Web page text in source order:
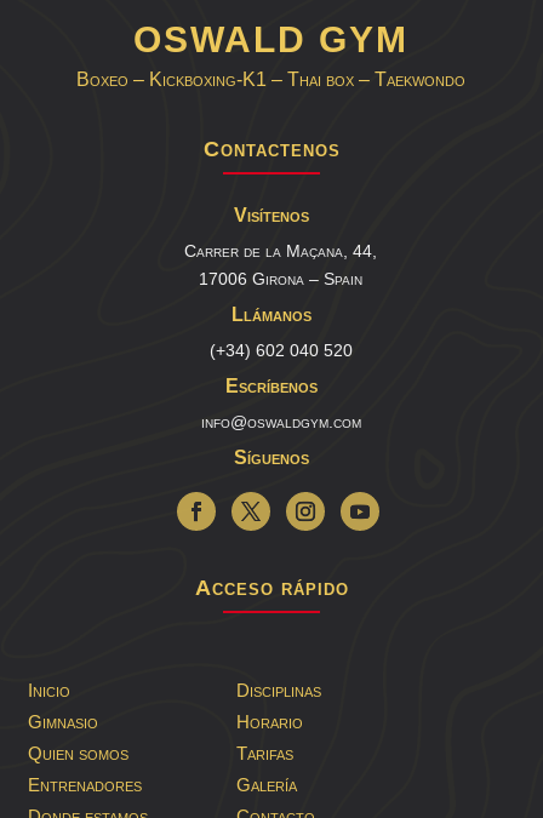
OSWALD GYM
Boxeo – Kickboxing-K1 – Thai box – Taekwondo
Contactenos
Visítenos
Carrer de la Maçana, 44,
17006 Girona – Spain
Llámanos
(+34) 602 040 520
Escríbenos
info@oswaldgym.com
Síguenos
Acceso rápido
Inicio
Disciplinas
Gimnasio
Horario
Quien somos
Tarifas
Entrenadores
Galería